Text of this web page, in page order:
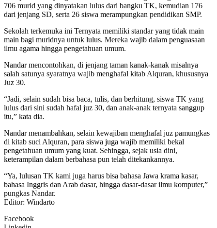
706 murid yang dinyatakan lulus dari bangku TK, kemudian 176
dari jenjang SD, serta 26 siswa merampungkan pendidikan SMP.
Sekolah terkemuka ini Ternyata memiliki standar yang tidak main
main bagi muridnya untuk lulus. Mereka wajib dalam penguasaan
ilmu agama hingga pengetahuan umum.
Nandar mencontohkan, di jenjang taman kanak-kanak misalnya
salah satunya syaratnya wajib menghafal kitab Alquran, khususnya
Juz 30.
“Jadi, selain sudah bisa baca, tulis, dan berhitung, siswa TK yang
lulus dari sini sudah hafal juz 30, dan anak-anak ternyata sanggup
itu,” kata dia.
Nandar menambahkan, selain kewajiban menghafal juz pamungkas
di kitab suci Alquran, para siswa juga wajib memiliki bekal
pengetahuan umum yang kuat. Sehingga, sejak usia dini,
keterampilan dalam berbahasa pun telah ditekankannya.
“Ya, lulusan TK kami juga harus bisa bahasa Jawa krama kasar,
bahasa Inggris dan Arab dasar, hingga dasar-dasar ilmu komputer,”
pungkas Nandar.
Editor: Windarto
Facebook